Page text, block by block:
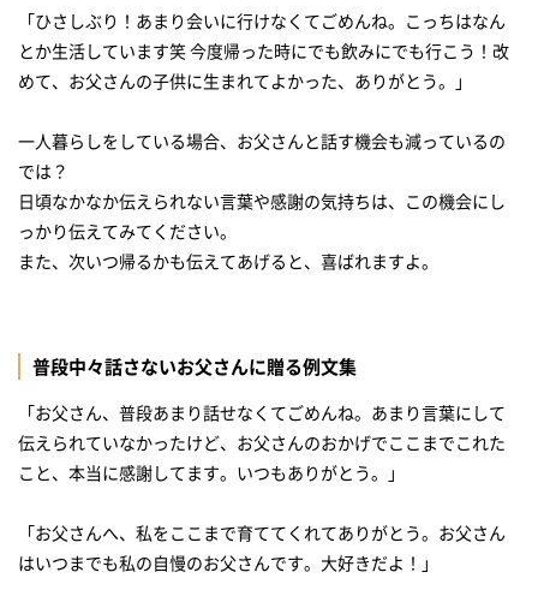
「ひさしぶり！あまり会いに行けなくてごめんね。こっちはなん
とか生活しています笑 今度帰った時にでも飲みにでも行こう！改
めて、お父さんの子供に生まれてよかった、ありがとう。」
一人暮らしをしている場合、お父さんと話す機会も減っているの
では？
日頃なかなか伝えられない言葉や感謝の気持ちは、この機会にし
っかり伝えてみてください。
また、次いつ帰るかも伝えてあげると、喜ばれますよ。
普段中々話さないお父さんに贈る例文集
「お父さん、普段あまり話せなくてごめんね。あまり言葉にして
伝えられていなかったけど、お父さんのおかげでここまでこれた
こと、本当に感謝してます。いつもありがとう。」
「お父さんへ、私をここまで育ててくれてありがとう。お父さん
はいつまでも私の自慢のお父さんです。大好きだよ！」